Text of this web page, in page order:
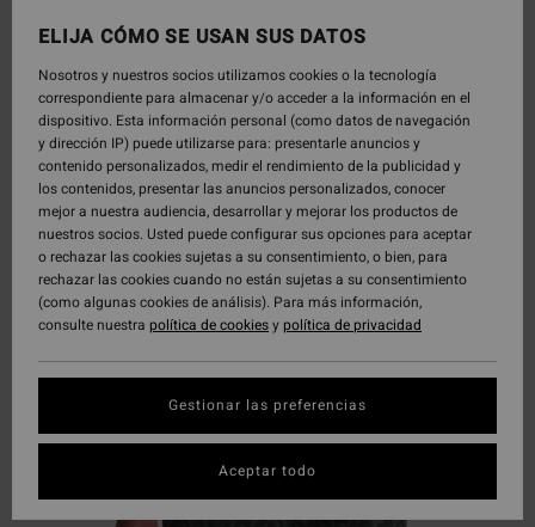
ELIJA CÓMO SE USAN SUS DATOS
Nosotros y nuestros socios utilizamos cookies o la tecnología
correspondiente para almacenar y/o acceder a la información en el
dispositivo. Esta información personal (como datos de navegación
y dirección IP) puede utilizarse para: presentarle anuncios y
contenido personalizados, medir el rendimiento de la publicidad y
los contenidos, presentar las anuncios personalizados, conocer
mejor a nuestra audiencia, desarrollar y mejorar los productos de
nuestros socios. Usted puede configurar sus opciones para aceptar
o rechazar las cookies sujetas a su consentimiento, o bien, para
rechazar las cookies cuando no están sujetas a su consentimiento
(como algunas cookies de análisis). Para más información,
consulte nuestra política de cookiesypolítica de privacidad
Gestionar las preferencias
Aceptar todo